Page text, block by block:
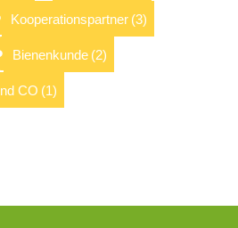
Kooperationspartner (3)
Bienenkunde (2)
CO (1)